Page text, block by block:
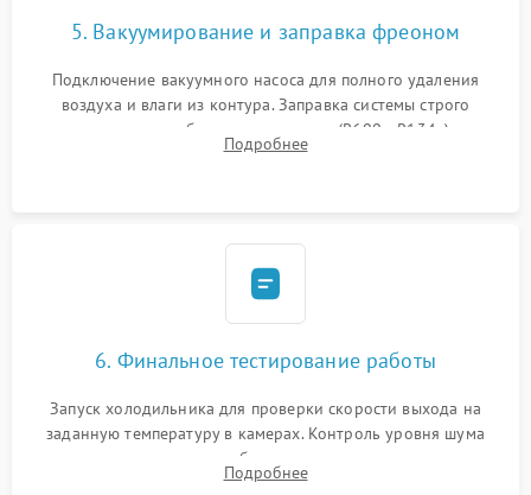
5. Вакуумирование и заправка фреоном
Подключение вакуумного насоса для полного удаления
воздуха и влаги из контура. Заправка системы строго
дозированным объемом хладагента (R600a, R134a) по
электронным весам. Контроль рабочего давления в системе.
Подробнее
6. Финальное тестирование работы
Запуск холодильника для проверки скорости выхода на
заданную температуру в камерах. Контроль уровня шума
компрессора, отсутствия обмерзания стенок и корректного
срабатывания системы автоматической оттайки.
Подробнее